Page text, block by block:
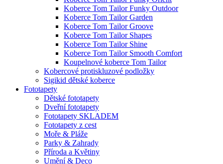
Koberce Tom Tailor Funky Outdoor
Koberce Tom Tailor Garden
Koberce Tom Tailor Groove
Koberce Tom Tailor Shapes
Koberce Tom Tailor Shine
Koberce Tom Tailor Smooth Comfort
Koupelnové koberce Tom Tailor
Kobercové protiskluzové podložky
Sigikid dětské koberce
Fototapety
Dětské fototapety
Dveřní fototapety
Fototapety SKLADEM
Fototapety z cest
Moře & Pláže
Parky & Zahrady
Příroda a Květiny
Umění & Deco